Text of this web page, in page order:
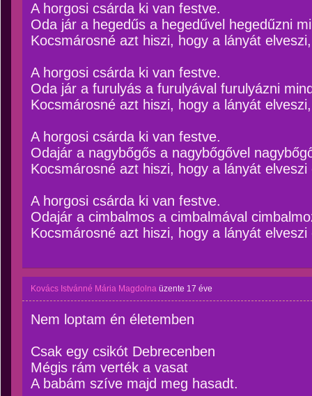
A horgosi csárda ki van festve.
Oda jár a hegedűs a hegedűvel hegedűzni
Kocsmárosné azt hiszi, hogy a lányát
A horgosi csárda ki van festve.
Oda jár a furulyás a furulyával furulyázni
Kocsmárosné azt hiszi, hogy a lányát
A horgosi csárda ki van festve.
Odajár a nagybőgős a nagybőgővel
Kocsmárosné azt hiszi, hogy a lányát elveszi
A horgosi csárda ki van festve.
Odajár a cimbalmos a cimbalmával
Kocsmárosné azt hiszi, hogy a lányát elveszi
Kovács Istvánné Mária Magdolna üzente 17 éve
Nem loptam én életemben
Csak egy csikót Debrecenben
Mégis rám verték a vasat
A babám szíve majd meg hasadt.